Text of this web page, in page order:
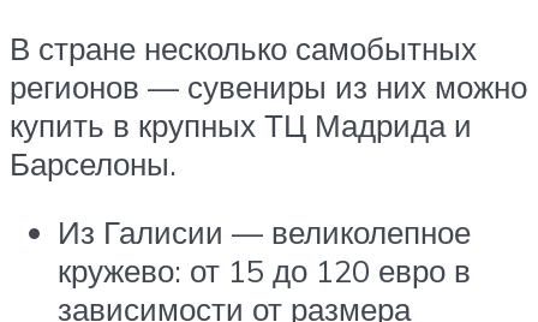
В стране несколько самобытных
регионов — сувениры из них можно
купить в крупных ТЦ Мадрида и
Барселоны.
Из Галисии — великолепное
кружево: от 15 до 120 евро в
зависимости от размера